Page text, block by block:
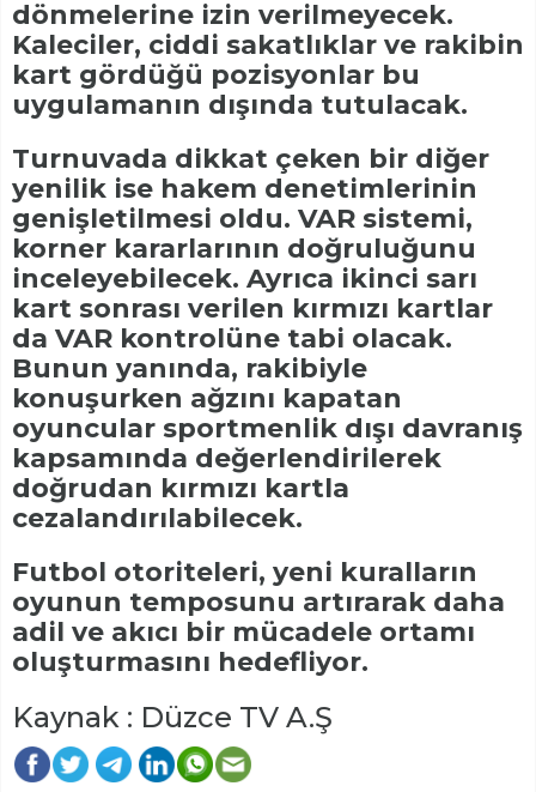
dönmelerine izin verilmeyecek.
Kaleciler, ciddi sakatlıklar ve rakibin
kart gördüğü pozisyonlar bu
uygulamanın dışında tutulacak.
Turnuvada dikkat çeken bir diğer
yenilik ise hakem denetimlerinin
genişletilmesi oldu. VAR sistemi,
korner kararlarının doğruluğunu
inceleyebilecek. Ayrıca ikinci sarı
kart sonrası verilen kırmızı kartlar
da VAR kontrolüne tabi olacak.
Bunun yanında, rakibiyle
konuşurken ağzını kapatan
oyuncular sportmenlik dışı davranış
kapsamında değerlendirilerek
doğrudan kırmızı kartla
cezalandırılabilecek.
Futbol otoriteleri, yeni kuralların
oyunun temposunu artırarak daha
adil ve akıcı bir mücadele ortamı
oluşturmasını hedefliyor.
Kaynak : Düzce TV A.Ş